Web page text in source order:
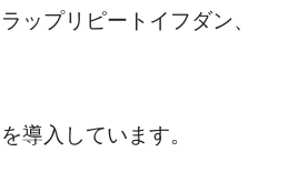
ップリピートイフダン、
導入しています。